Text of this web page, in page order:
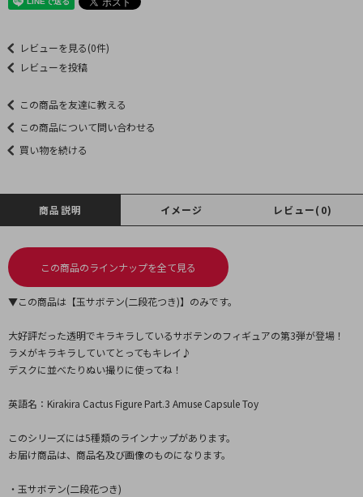
レビューを見る(0件)
レビューを投稿
この商品を友達に教える
この商品について問い合わせる
買い物を続ける
商品説明 イメージ レビュー(0)
この商品のラインナップを全て見る
▼この商品は【玉サボテン(二段花つき)】のみです。
大好評だった透明でキラキラしているサボテンのフィギュアの第3弾が登場！
ラメがキラキラしていてとってもキレイ♪
デスクに並べたりぬい撮りに使ってね！
英語名：Kirakira Cactus Figure Part.3 Amuse Capsule Toy
このシリーズには5種類のラインナップがあります。
お届け商品は、商品名及び画像のものになります。
・玉サボテン(二段花つき)